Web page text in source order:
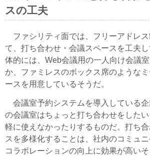
スの工夫
ファシリティ面では、フリーアドレス
て、打ち合わせ・会議スペースを工夫
体的には、Web会議用の一人向け会議
か、ファミレスのボックス席のような
ースを用意しているそうだ。
会議室予約システムを導入している
の会議室はちょっと打ち合わせをした
軽に使えなかったりするものだ。打ち
スを多様化することは、社内のコミュニ
コラボレーションの向上に効果が高いそ